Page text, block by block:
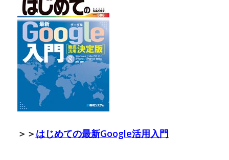
＞＞はじめての最新Google活用入門